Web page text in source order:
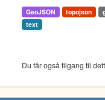
GeoJSON topojson
text
Du får også tilgang til